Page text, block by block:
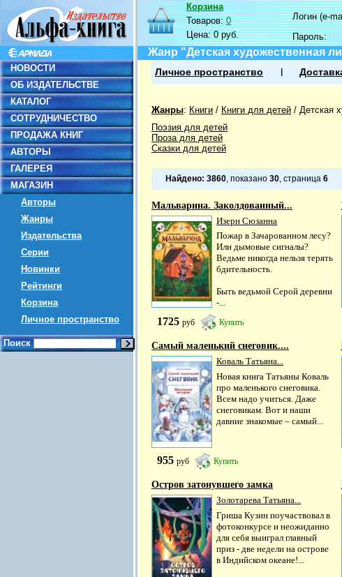
НОВОСТИ
ОБ ИЗДАТЕЛЬСТВЕ
КАТАЛОГ
СОТРУДНИЧЕСТВО
ПРОДАЖА КНИГ
АВТОРЫ
ГАЛЕРЕЯ
МАГАЗИН
Авторы
Жанры
Издательства
Серии
Новинки
Рейтинги
Корзина
Личное пространство
Поиск
Корзина
Товаров:0
Цена:0 руб.
Логин (e-
Пароль:
Жанр "Детская художественная
Личное пространство
Жанры: Книги / Книги для детей / Детская
Поэзия для детей
Проза для детей
Сказки для детей
Найдено: 3860, показано 30, страница 6
Мальварина. Заколдованный...
Изерн Сюзанна
Пожар в Зачарованном лесу?
Или дымовые сигналы?
Ведьме никогда нельзя терять
бдительность.
Быть ведьмой Серой деревни
-...
1725 руб Купить
Самый маленький снеговик....
Коваль Татьяна...
Новая книга Татьяны Коваль
про маленького снеговика.
Всем надо учиться. Даже
снеговикам. Вот и наши
давние знакомые – самый...
955 руб Купить
Остров затонувшего замка
Золотарева Татьяна...
Гриша Кузин поучаствовал в
фотоконкурсе и неожиданно
для себя выиграл главный
приз - две недели на острове
в Индийском океане!...